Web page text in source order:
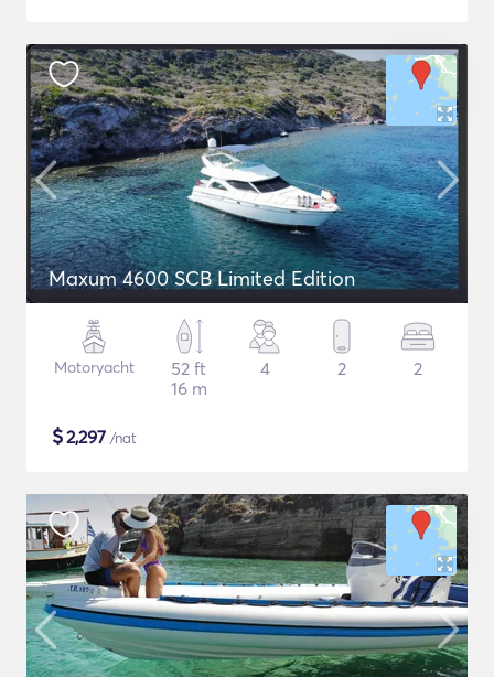
Maxum 4600 SCB Limited Edition
Motoryacht
52 ft
16 m
4 2 2
$2,297 /nat